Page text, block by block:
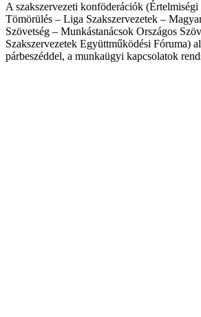
A szakszervezeti konföderációk (Értelmiségi
Tömörülés – Liga Szakszervezetek –
Szövetség – Munkástanácsok Országos
Szakszervezetek Együttműködési Fóruma)
párbeszéddel, a munkaügyi kapcsolatok